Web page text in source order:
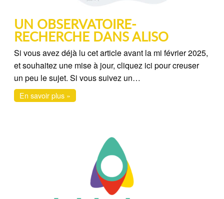
UN OBSERVATOIRE-
RECHERCHE DANS ALISO
Si vous avez déjà lu cet article avant la mi février 2025,
et souhaitez une mise à jour, cliquez ici pour creuser
un peu le sujet. Si vous suivez un…
En savoir plus »